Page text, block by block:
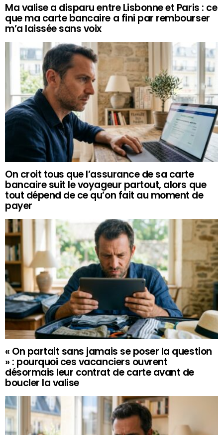
Ma valise a disparu entre Lisbonne et Paris : ce
que ma carte bancaire a fini par rembourser
m’a laissée sans voix
On croit tous que l’assurance de sa carte
bancaire suit le voyageur partout, alors que
tout dépend de ce qu’on fait au moment de
payer
« On partait sans jamais se poser la question
» : pourquoi ces vacanciers ouvrent
désormais leur contrat de carte avant de
boucler la valise